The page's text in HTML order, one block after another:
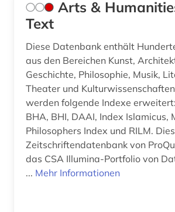
hochschulschrift (2)
hochschulunterricht (3)
hochschulwesen (2)
hort (1)
humanitäre hilfe (1)
hörbuch (1)
Arts &
Text
Diese Datenbank enthält
aus den Bereichen Kunst,
Geschichte, Philosophie, Musik,
Theater und
werden folgende Indexe
BHA, BHI, DAAI, Index Islamicus,
Philosophers Index und RILM. Diese Volltext-
Zeitschriftendatenbank von
das CSA Illumina-Portfolio von
... Mehr Informationen